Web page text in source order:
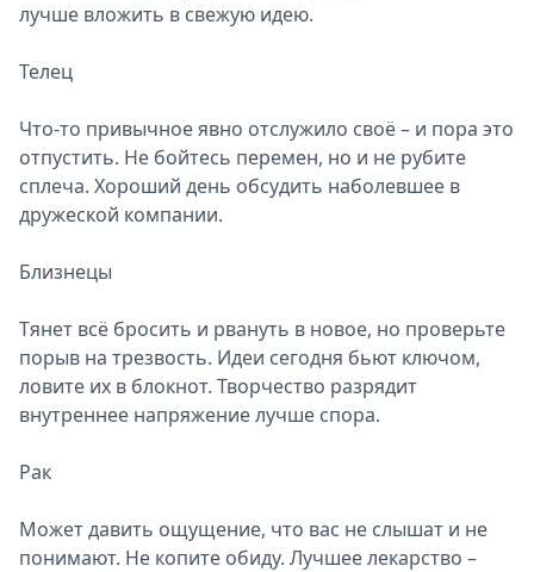
лучше вложить в свежую идею.
Телец
Что-то привычное явно отслужило своё – и пора это
отпустить. Не бойтесь перемен, но и не рубите
сплеча. Хороший день обсудить наболевшее в
дружеской компании.
Близнецы
Тянет всё бросить и рвануть в новое, но проверьте
порыв на трезвость. Идеи сегодня бьют ключом,
ловите их в блокнот. Творчество разрядит
внутреннее напряжение лучше спора.
Рак
Может давить ощущение, что вас не слышат и не
понимают. Не копите обиду. Лучшее лекарство –